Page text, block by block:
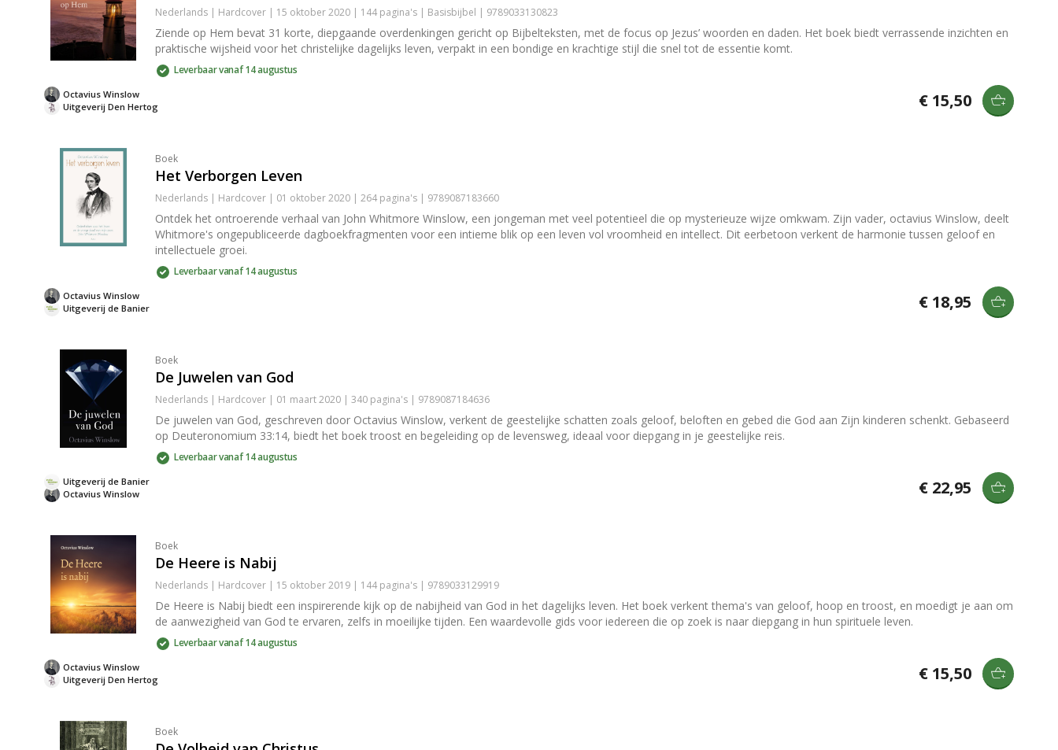
Nederlands | Hardcover | 15 oktober 2020 | 144 pagina's | Basisbijbel | 9789033130823
Ziende op Hem bevat 31 korte, diepgaande overdenkingen gericht op Bijbelteksten, met de focus op Jezus’ woorden en daden. Het boek biedt verrassende inzichten en
praktische wijsheid voor het christelijke dagelijks leven, verpakt in een bondige en krachtige stijl die snel tot de essentie komt.
Leverbaar vanaf 14 augustus
Uitgeverij Den Hertog
Octavius Winslow € 15,50
Boek
Het Verborgen Leven
Nederlands | Hardcover | 01 oktober 2020 | 264 pagina's | 9789087183660
Ontdek het ontroerende verhaal van John Whitmore Winslow, een jongeman met veel potentieel die op mysterieuze wijze omkwam. Zijn vader, octavius Winslow, deelt
Whitmore's ongepubliceerde dagboekfragmenten voor een intieme blik op een leven vol vroomheid en intellect. Dit eerbetoon verkent de harmonie tussen geloof en
intellectuele groei.
Leverbaar vanaf 14 augustus
Uitgeverij de Banier
Octavius Winslow € 18,95
Boek
De Juwelen van God
Nederlands | Hardcover | 01 maart 2020 | 340 pagina's | 9789087184636
De juwelen van God, geschreven door Octavius Winslow, verkent de geestelijke schatten zoals geloof, beloften en gebed die God aan Zijn kinderen schenkt. Gebaseerd
op Deuteronomium 33:14, biedt het boek troost en begeleiding op de levensweg, ideaal voor diepgang in je geestelijke reis.
Leverbaar vanaf 14 augustus
Octavius Winslow
Uitgeverij de Banier € 22,95
Boek
De Heere is Nabij
Nederlands | Hardcover | 15 oktober 2019 | 144 pagina's | 9789033129919
De Heere is Nabij biedt een inspirerende kijk op de nabijheid van God in het dagelijks leven. Het boek verkent thema's van geloof, hoop en troost, en moedigt je aan om
de aanwezigheid van God te ervaren, zelfs in moeilijke tijden. Een waardevolle gids voor iedereen die op zoek is naar diepgang in hun spirituele leven.
Leverbaar vanaf 14 augustus
Uitgeverij Den Hertog
Octavius Winslow € 15,50
Boek